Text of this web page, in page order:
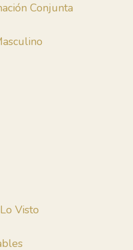
Conjunta
Visto